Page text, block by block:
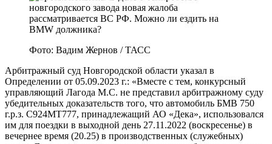
Фото: Вадим Жернов / ТАСС
Арбитражный суд Новгородской области указал в
Определении от 05.09.2023 г.: «Вместе с тем, конкурсный
управляющий Лагода М.С. не представил арбитражному суду
убедительных доказательств того, что автомобиль БМВ 750
г.р.з. С924МТ777, принадлежащий АО «Дека», использовался
им для поездки в выходной день 27.11.2022 (воскресенье) в
вечернее время (20.25) в производственных (служебных)